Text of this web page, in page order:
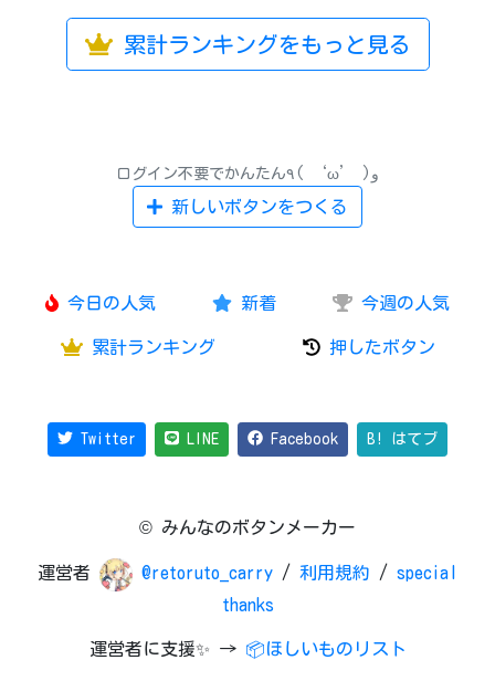
累計ランキングをもっと見る
ログイン不要でかんたん٩( ‘ω’ )و
新しいボタンをつくる
今日の人気 新着 今週の人気
累計ランキング 押したボタン
Twitter LINE Facebook B! はてブ
© みんなのボタンメーカー
運営者 @retoruto_carry / 利用規約 / special
thanks
運営者に支援✨ → 📦ほしいものリスト